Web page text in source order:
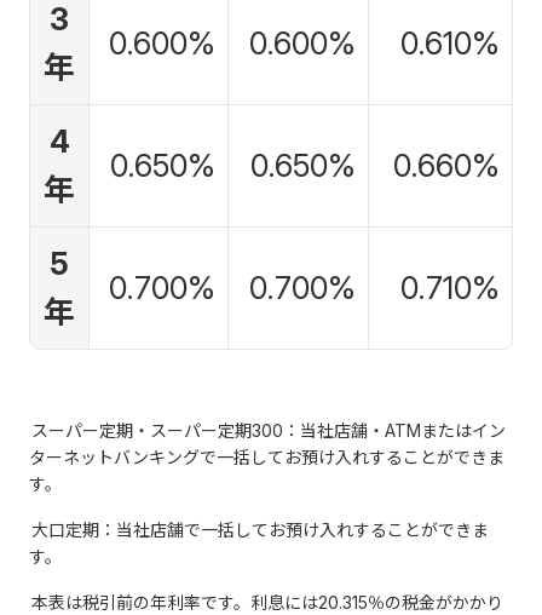
3
年
0.600% 0.600% 0.610%
4
年
0.650% 0.650% 0.660%
5
年
0.700% 0.700% 0.710%
スーパー定期・スーパー定期300：当社店舗・ATMまたはイン
ターネットバンキングで一括してお預け入れすることができま
す。
大口定期：当社店舗で一括してお預け入れすることができま
す。
本表は税引前の年利率です。利息には20.315％の税金がかかり